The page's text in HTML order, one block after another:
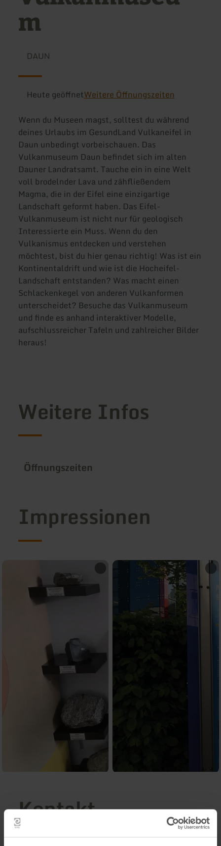
m
DAUN
Heute geöffnetWeitere Öffnungszeiten
Wenn du Museen magst, solltest du während
deines Urlaubs im GesundLand Vulkaneifel in
Daun unbedingt vorbeischauen. Das
Vulkanmuseum Daun befindet sich im alten
Dauner Landratsamt. Tauche ein in eine Welt
voll brodelnder Lava und zähfließendem
Magma, die in der Eifel eine einzigartige
Landschaft geformt haben. Das Eifel-
Vulkanmuseum ist nicht nur für geologisch
Interessierte ein Muss. Wenn du den
Vulkanismus entdecken und verstehen
möchtest, bist du hier genau richtig! Was ist ein
Kontinentaldrift und wie ist die Hocheifel-
Landschaft entstanden? Was macht einen
Schlackenkegel von anderen Vulkanformen
unterscheidet? Besuche das Vulkanmuseum
und finde es anhand interaktiver Modelle,
aufschlussreicher Tafeln und zahlreicher Bilder
heraus!
Weitere Infos
Öffnungszeiten
Impressionen
Kontakt